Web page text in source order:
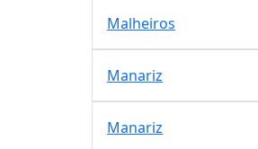
Malheiros
Manariz
Manariz